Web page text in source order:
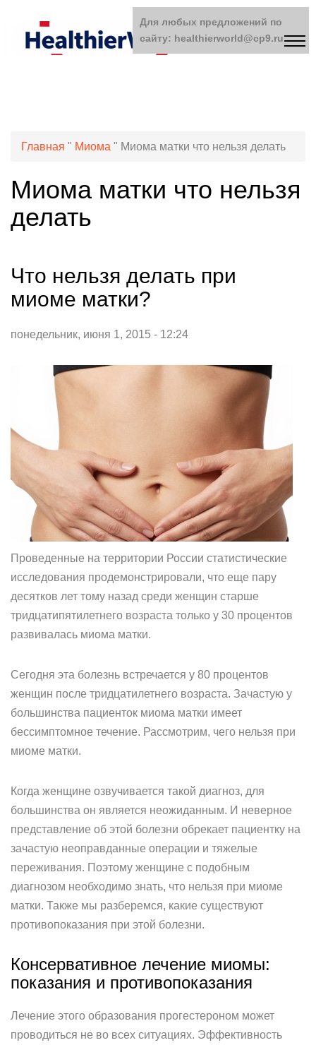
Главная " Миома " Миома матки что нельзя делать
Миома матки что нельзя
делать
Что нельзя делать при
миоме матки?
понедельник, июня 1, 2015 - 12:24
Проведенные на территории России статистические
исследования продемонстрировали, что еще пару
десятков лет тому назад среди женщин старше
тридцатипятилетнего возраста только у 30 процентов
развивалась миома матки.
Сегодня эта болезнь встречается у 80 процентов
женщин после тридцатилетнего возраста. Зачастую у
большинства пациенток миома матки имеет
бессимптомное течение. Рассмотрим, чего нельзя при
миоме матки.
Когда женщине озвучивается такой диагноз, для
большинства он является неожиданным. И неверное
представление об этой болезни обрекает пациентку на
зачастую неоправданные операции и тяжелые
переживания. Поэтому женщине с подобным
диагнозом необходимо знать, что нельзя при миоме
матки. Также мы разберемся, какие существуют
противопоказания при этой болезни.
Консервативное лечение миомы:
показания и противопоказания
Лечение этого образования прогестероном может
проводиться не во всех ситуациях. Эффективность
Для любых предложений по
сайту: healthierworld@cp9.ru